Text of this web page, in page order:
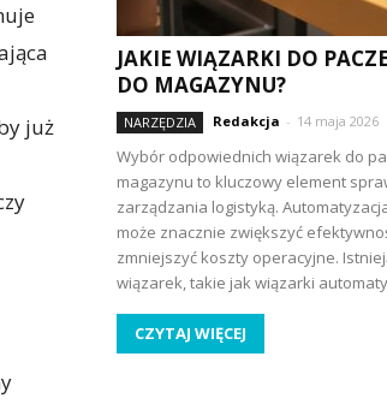
już
JAKIE WIĄZARKI DO
DO MAGAZYNU?
NARZĘDZIA Redakcja - 14 maja 2026
Wybór odpowiednich wiązarek do
magazynu to kluczowy element
zarządzania logistyką.
może znacznie zwiększyć
zmniejszyć koszty operacyjne.
wiązarek, takie jak wiązarki
CZYTAJ WIĘCEJ